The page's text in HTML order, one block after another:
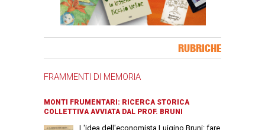
RUBRICHE
FRAMMENTI DI MEMORIA
MONTI FRUMENTARI: RICERCA STORICA
COLLETTIVA AVVIATA DAL PROF. BRUNI
L'idea dell'economista Luigino Bruni: fare